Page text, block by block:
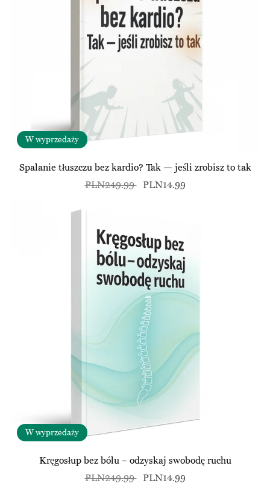
W wyprzedaży
Spalanie tłuszczu bez kardio? Tak — jeśli zrobisz to tak
PLN249.99 PLN14.99
W wyprzedaży
Kręgosłup bez bólu – odzyskaj swobodę ruchu
PLN249.99 PLN14.99